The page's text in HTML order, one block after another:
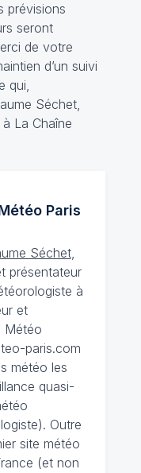
prévisions
seront
de votre
d’un suivi
qui,
Séchet,
La Chaîne
Paris
Séchet,
présentateur
à
et
Météo
paris.com
météo les
quasi-
Outre
site météo
(et non